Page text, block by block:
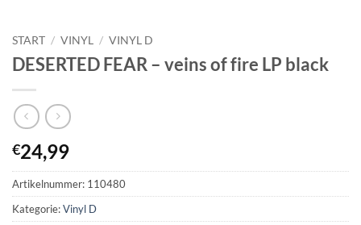
START / VINYL / VINYL D
DESERTED FEAR – veins of fire LP black
€24,99
Artikelnummer: 110480
Kategorie:Vinyl D